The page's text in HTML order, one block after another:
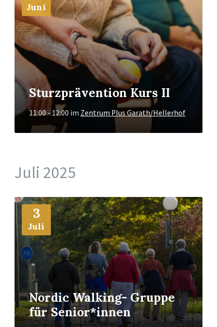
Juni
Sturzprävention Kurs II
11:00 - 12:00 im Zentrum Plus Garath/Hellerhof
Juli 2025
3
Juli
Nordic Walking- Gruppe
für Senior*innen
Mehr
Info